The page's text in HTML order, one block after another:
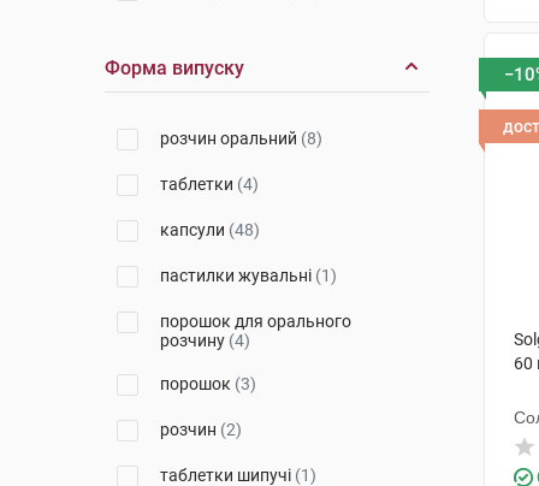
ХС Кловер(1)
Вітаміни(1)
Сантамед ЛТ
Честер Медікал Солюшнс
Віола(1)
Нутрімед(3)
Форма випуску
розчин оральний (8)
таблетки (4)
капсули (48)
пастилки жувальні (1)
порошок для орального
розчину (4)
порошок (3)
розчин (2)
таблетки шипучі (1)
60